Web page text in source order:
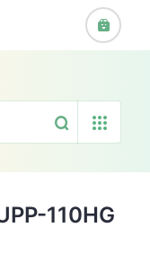
110HG